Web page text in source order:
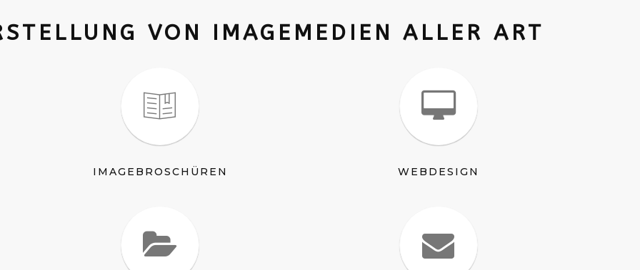
VON IMAGEMEDIEN ALLER ART
IMAGEBROSCHÜREN WEBDESIGN